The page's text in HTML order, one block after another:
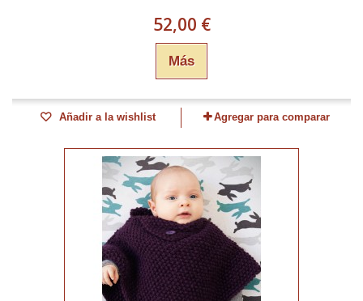
52,00 €
Más
Añadir a la wishlist Agregar para comparar